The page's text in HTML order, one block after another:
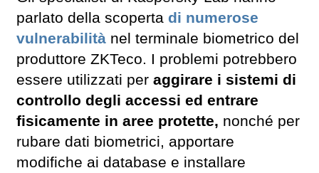
parlato della scoperta di numerose
vulnerabilità nel terminale biometrico del
produttore ZKTeco. I problemi potrebbero
essere utilizzati per aggirare i sistemi di
controllo degli accessi ed entrare
fisicamente in aree protette, nonché per
rubare dati biometrici, apportare
modifiche ai database e installare